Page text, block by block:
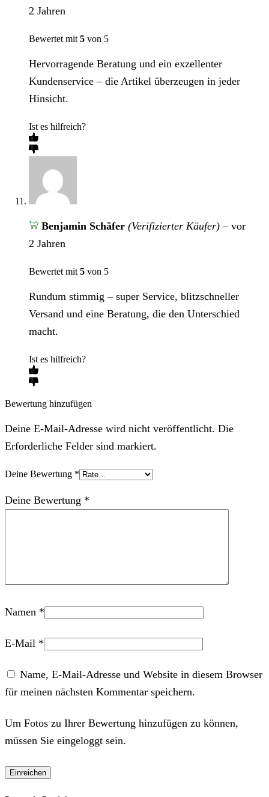
2 Jahren
Bewertet mit 5 von 5
Hervorragende Beratung und ein exzellenter
Kundenservice – die Artikel überzeugen in jeder
Hinsicht.
Ist es hilfreich?
Benjamin Schäfer (Verifizierter Käufer) – vor
2 Jahren
Bewertet mit 5 von 5
Rundum stimmig – super Service, blitzschneller
Versand und eine Beratung, die den Unterschied
macht.
Ist es hilfreich?
Bewertung hinzufügen
Deine E-Mail-Adresse wird nicht veröffentlicht. Die
Erforderliche Felder sind markiert.
Deine Bewertung *
Deine Bewertung *
Namen *
E-Mail *
Name, E-Mail-Adresse und Website in diesem Browser
für meinen nächsten Kommentar speichern.
Um Fotos zu Ihrer Bewertung hinzufügen zu können,
müssen Sie eingeloggt sein.